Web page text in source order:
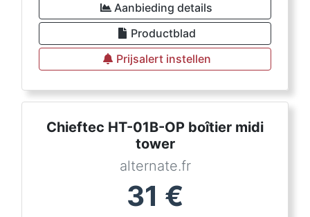
Aanbieding details
Productblad
Prijsalert instellen
Chieftec HT-01B-OP boîtier midi
tower
alternate.fr
31 €